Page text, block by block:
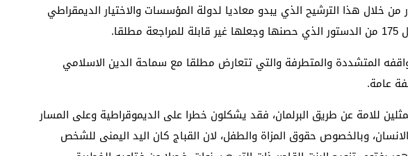
للفصل 7 من الدستور من خلال هذا الترشيح الذي يبدو معاديا لدولة المؤسسات والاختيار الديمقراطي
المتشددة والمتطرفة والتي تتعارض مطلقا مع سماحة الدين الاسلامي
عامة.
للامة عن طريق البرلمان، فقد يشكلون خطرا على الديموقراطية وعلى المسار
وبالخصوص حقوق المزاة والطفل، لان القباج كان اليد اليمنى للشخص